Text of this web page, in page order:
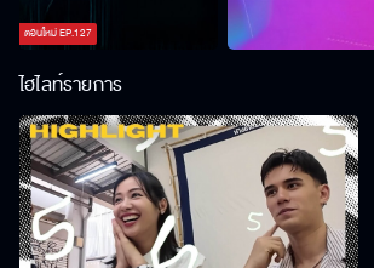
ตอนใหม่EP.127
ไฮไลท์รายการ